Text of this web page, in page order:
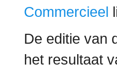
Commercieel
De editie van
het resultaat